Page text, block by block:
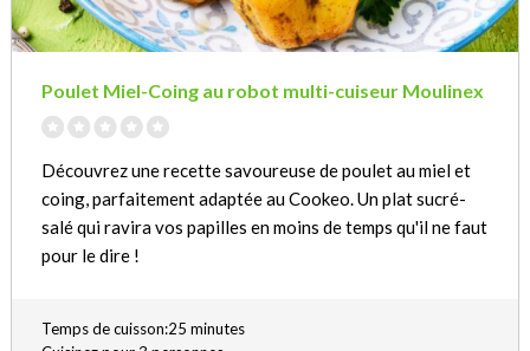
Poulet Miel-Coing au robot multi-cuiseur Moulinex
Découvrez une recette savoureuse de poulet au miel et
coing, parfaitement adaptée au Cookeo. Un plat sucré-
salé qui ravira vos papilles en moins de temps qu'il ne faut
pour le dire !
Temps de cuisson:25 minutes